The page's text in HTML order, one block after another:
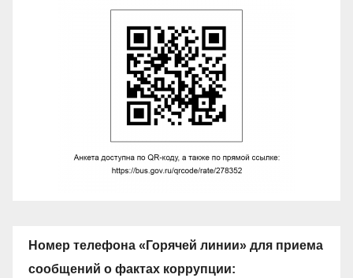
Номер телефона «Горячей линии» для приема
сообщений о фактах коррупции: